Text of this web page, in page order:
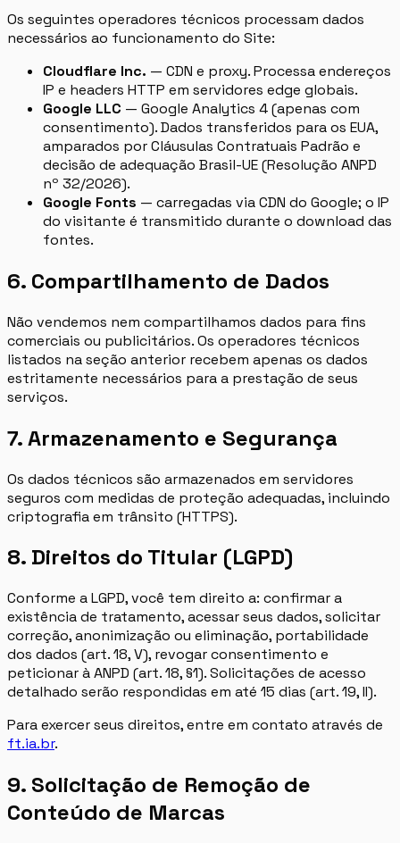
Os seguintes operadores técnicos processam dados
necessários ao funcionamento do Site:
Cloudflare Inc. — CDN e proxy. Processa endereços
IP e headers HTTP em servidores edge globais.
Google LLC — Google Analytics 4 (apenas com
consentimento). Dados transferidos para os EUA,
amparados por Cláusulas Contratuais Padrão e
decisão de adequação Brasil-UE (Resolução ANPD
nº 32/2026).
Google Fonts — carregadas via CDN do Google; o IP
do visitante é transmitido durante o download das
fontes.
6. Compartilhamento de Dados
Não vendemos nem compartilhamos dados para fins
comerciais ou publicitários. Os operadores técnicos
listados na seção anterior recebem apenas os dados
estritamente necessários para a prestação de seus
serviços.
7. Armazenamento e Segurança
Os dados técnicos são armazenados em servidores
seguros com medidas de proteção adequadas, incluindo
criptografia em trânsito (HTTPS).
8. Direitos do Titular (LGPD)
Conforme a LGPD, você tem direito a: confirmar a
existência de tratamento, acessar seus dados, solicitar
correção, anonimização ou eliminação, portabilidade
dos dados (art. 18, V), revogar consentimento e
peticionar à ANPD (art. 18, §1). Solicitações de acesso
detalhado serão respondidas em até 15 dias (art. 19, II).
Para exercer seus direitos, entre em contato através de
ft.ia.br.
9. Solicitação de Remoção de
Conteúdo de Marcas